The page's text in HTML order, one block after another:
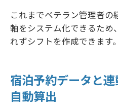
これまでベテラン管理者
軸をシステム化できるため
れずシフトを作成できます。
宿泊予約データと
自動算出